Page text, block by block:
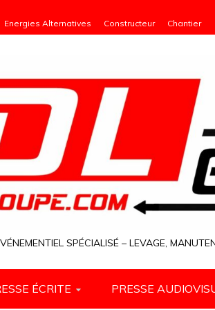
Energies Alternatives Constructeur Chantier
SPÉCIALISÉ – LEVAGE,
ÉCRITE PRESSE